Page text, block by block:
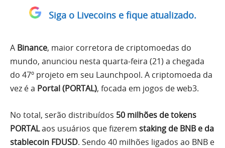
Siga o Livecoins e fique atualizado.
A Binance, maior corretora de criptomoedas do
mundo, anunciou nesta quarta-feira (21) a chegada
do 47º projeto em seu Launchpool. A criptomoeda da
vez é a Portal (PORTAL), focada em jogos de web3.
No total, serão distribuídos 50 milhões de tokens
PORTALaos usuários que fizerem staking de BNB e da
stablecoin FDUSD. Sendo 40 milhões ligados ao BNB e